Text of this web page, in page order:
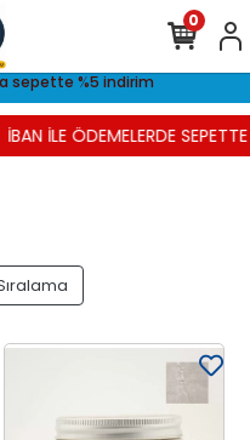
sepette %5 indirim
İBAN İLE ÖDEMELERDE
0